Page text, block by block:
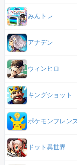
みんトレ
アナデン
ウィンヒロ
キングショット
ポケモンフレン
ドット異世界